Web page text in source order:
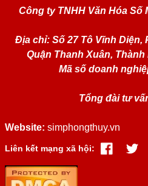
Website: simphongthuy.vn
Liên kết mạng xã hội:
Công ty TNHH Văn Hóa
Địa chỉ: Số 27 Tô Vĩnh
Quận Thanh Xuân, Thành
Mã số doanh
Tổng đài tư